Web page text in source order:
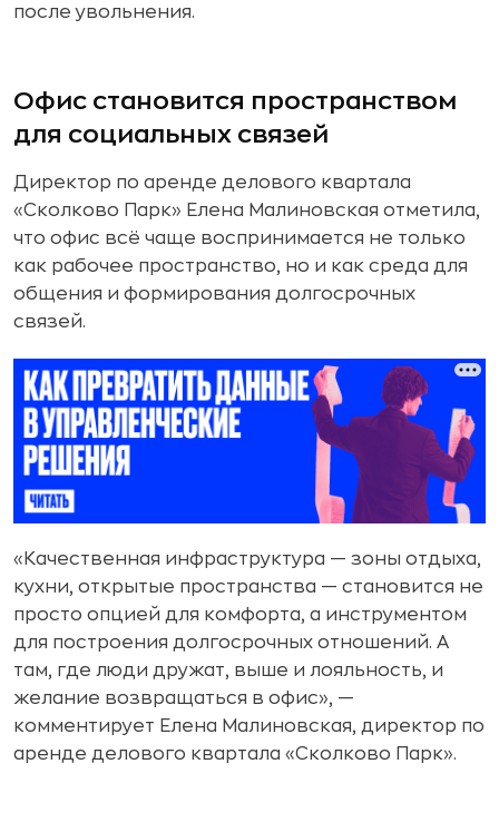
после увольнения.
Офис становится пространством
для социальных связей
Директор по аренде делового квартала
«Сколково Парк» Елена Малиновская отметила,
что офис всё чаще воспринимается не только
как рабочее пространство, но и как среда для
общения и формирования долгосрочных
связей.
«Качественная инфраструктура — зоны отдыха,
кухни, открытые пространства — становится не
просто опцией для комфорта, а инструментом
для построения долгосрочных отношений. А
там, где люди дружат, выше и лояльность, и
желание возвращаться в офис», —
комментирует Елена Малиновская, директор по
аренде делового квартала «Сколково Парк».